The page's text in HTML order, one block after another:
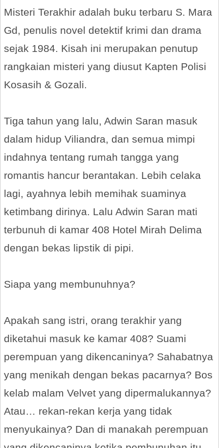
Misteri Terakhir adalah buku terbaru S. Mara
Gd, penulis novel detektif krimi dan drama
sejak 1984. Kisah ini merupakan penutup
rangkaian misteri yang diusut Kapten Polisi
Kosasih & Gozali.
Tiga tahun yang lalu, Adwin Saran masuk
dalam hidup Viliandra, dan semua mimpi
indahnya tentang rumah tangga yang
romantis hancur berantakan. Lebih celaka
lagi, ayahnya lebih memihak suaminya
ketimbang dirinya. Lalu Adwin Saran mati
terbunuh di kamar 408 Hotel Mirah Delima
dengan bekas lipstik di pipi.
Siapa yang membunuhnya?
Apakah sang istri, orang terakhir yang
diketahui masuk ke kamar 408? Suami
perempuan yang dikencaninya? Sahabatnya
yang menikah dengan bekas pacarnya? Bos
kelab malam Velvet yang dipermalukannya?
Atau… rekan-rekan kerja yang tidak
menyukainya? Dan di manakah perempuan